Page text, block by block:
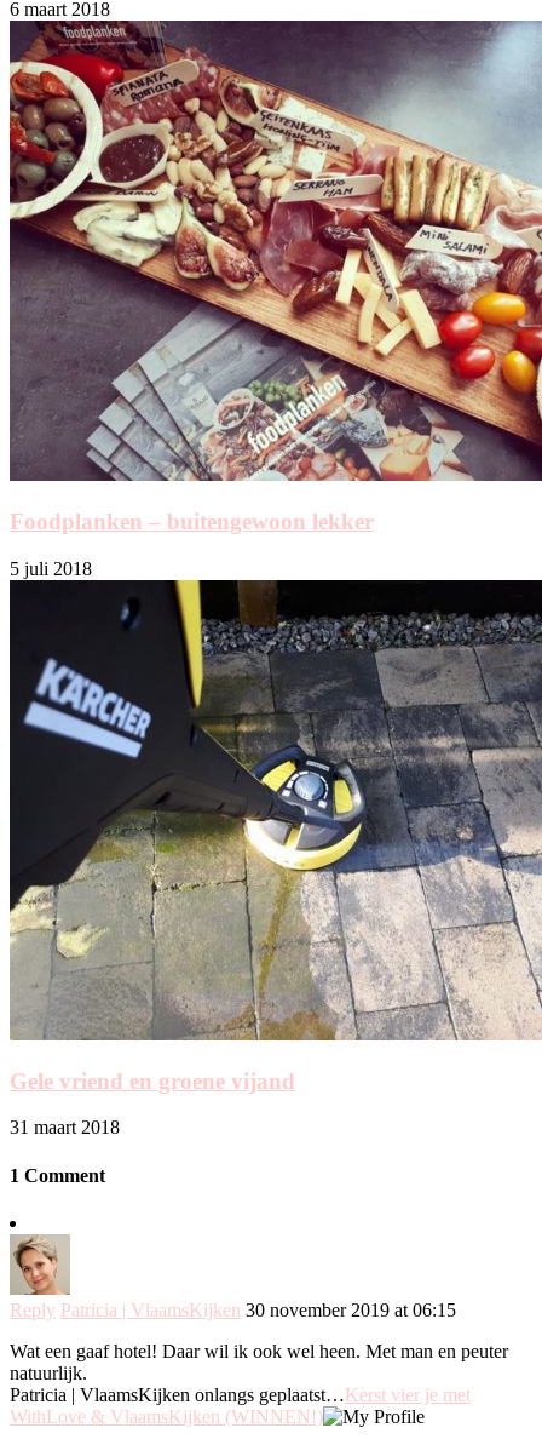
6 maart 2018
Foodplanken – buitengewoon lekker
5 juli 2018
Gele vriend en groene vijand
31 maart 2018
1 Comment
Reply Patricia | VlaamsKijken 30 november 2019 at 06:15
Wat een gaaf hotel! Daar wil ik ook wel heen. Met man en peuter
natuurlijk.
Patricia | VlaamsKijken onlangs geplaatst…Kerst vier je met
WithLove & VlaamsKijken (WINNEN!)